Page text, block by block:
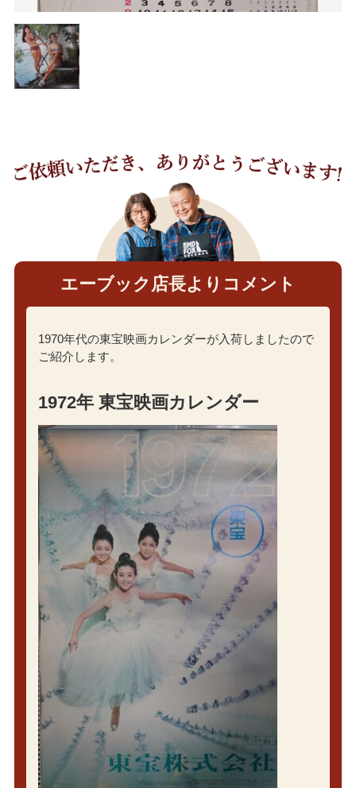
エーブック店長よりコメント
1970年代の東宝映画カレンダーが入荷しましたので
ご紹介します。
1972年 東宝映画カレンダー